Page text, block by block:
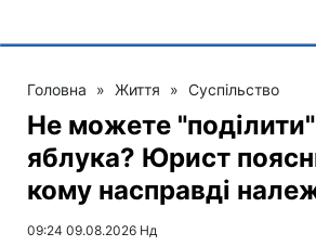
Головна » Життя » Суспільство
Не можете
яблука? Юрист
кому насправді
09:24 09.08.2026 Нд